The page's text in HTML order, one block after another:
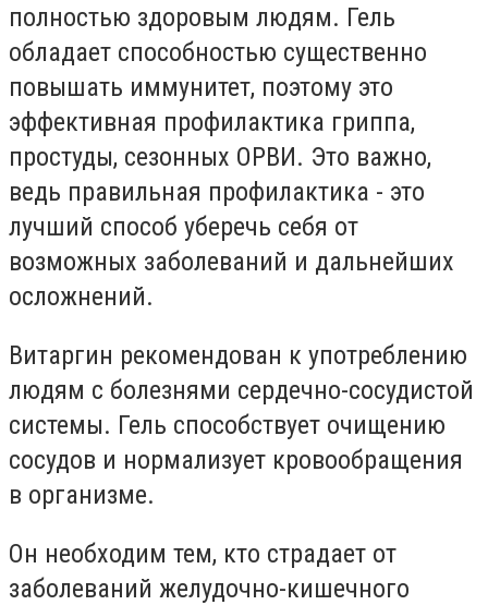
полностью здоровым людям. Гель
обладает способностью существенно
повышать иммунитет, поэтому это
эффективная профилактика гриппа,
простуды, сезонных ОРВИ. Это важно,
ведь правильная профилактика - это
лучший способ уберечь себя от
возможных заболеваний и дальнейших
осложнений.
Витаргин рекомендован к употреблению
людям с болезнями сердечно-сосудистой
системы. Гель способствует очищению
сосудов и нормализует кровообращения
в организме.
Он необходим тем, кто страдает от
заболеваний желудочно-кишечного